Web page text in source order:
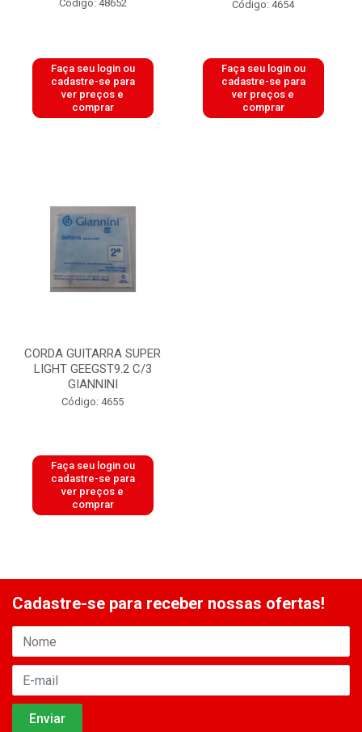
Código: 48652
Faça seu login ou
cadastre-se para
ver preços e
comprar
Código: 4654
Faça seu login ou
cadastre-se para
ver preços e
comprar
CORDA GUITARRA SUPER
LIGHT GEEGST9.2 C/3
GIANNINI
Código: 4655
Faça seu login ou
cadastre-se para
ver preços e
comprar
Cadastre-se para receber nossas ofertas!